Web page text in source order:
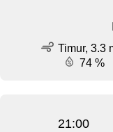
Timur, 3.3
74 %
21:00